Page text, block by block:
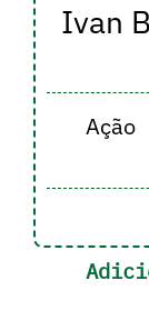
Ivan
Ação